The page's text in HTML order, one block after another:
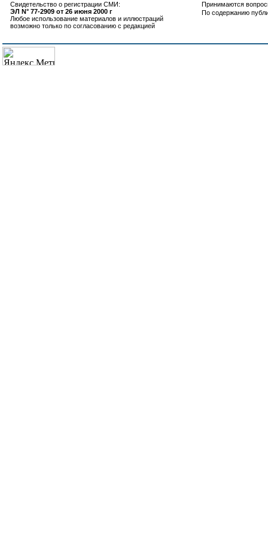
Свидетельство о регистрации СМИ:
ЭЛ N° 77-2909 от 26 июня 2000 г
Любое использование материалов и иллюстраций
возможно только по согласованию с редакцией
Принимаются
По содержанию